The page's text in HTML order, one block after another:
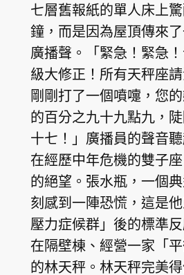
七層舊報紙的單人床上
鐘，而是因為屋頂傳來
廣播聲。「緊急！緊急
級大修正！所有天秤座
剛剛打了一個噴嚏，您
的百分之九十九點九，
十七！」廣播員的聲音
在經歷中年危機的雙子
的絕望。張水瓶，一個
刻感到一陣恐慌，這是
壓力症候群」後的標準
在隔壁棟、經營一家「
的林天秤。林天秤完美